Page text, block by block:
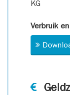
KG
Verbruik